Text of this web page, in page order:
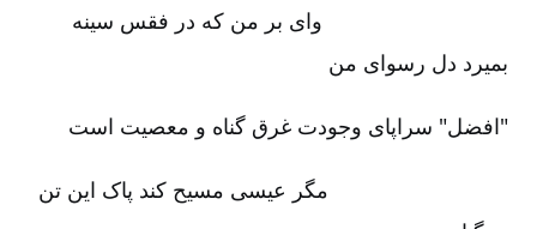
وای بر من که در فقس سینه
بمیرد دل رسوای من‌
"افضل‌" سراپای وجودت غرق گناه و معصیت است‌
مگر عیسی مسیح کند پاک این تن